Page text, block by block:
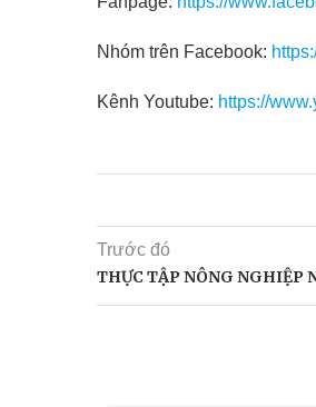
Nhóm trên Facebook:
Kênh Youtube: https://
Trước đó
THỰC TẬP NÔNG NGHIỆP